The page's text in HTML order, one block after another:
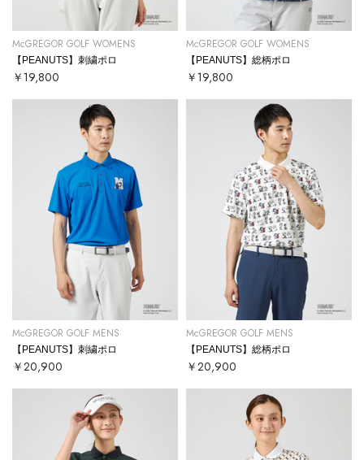
McGREGOR GOLF WOMENS
【PEANUTS】刺繍ポロ
￥19,800
McGREGOR GOLF WOMENS
【PEANUTS】総柄ポロ
￥19,800
McGREGOR GOLF MENS
【PEANUTS】刺繍ポロ
￥20,900
McGREGOR GOLF MENS
【PEANUTS】総柄ポロ
￥20,900